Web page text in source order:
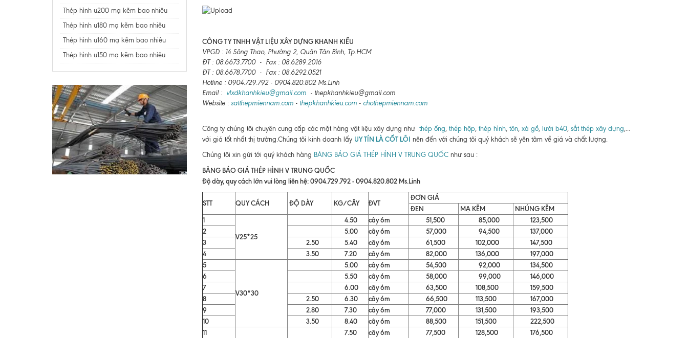
Thép hình u200 mạ kẽm bao nhiêu
Thép hình u180 mạ kẽm bao nhiêu
Thép hình u160 mạ kẽm bao nhiêu
Thép hình u150 mạ kẽm bao nhiêu
CÔNG TY TNHH VẬT LIỆU XÂY DỰNG KHANH KIỀU
VPGD : 14 Sông Thao, Phường 2, Quận Tân Bình, Tp.HCM
ĐT : 08.6673.7700 - Fax : 08.6289.2016
ĐT : 08.6678.7700 - Fax : 08.6292.0521
Hotline : 0904.729.792 - 0904.820.802 Ms.Linh
Email : vlxdkhanhkieu@gmail.com- thepkhanhkieu@gmail.com
Website : satthepmiennam.com- thepkhanhkieu.com- chothepmiennam.com
Công ty chúng tôi chuyên cung cấp các mặt hàng vật liệu xây dựng như thép ống, thép hộp, thép hình, tôn, xà gồ, lưới b40, sắt thép xây dựng,...
với giá tốt nhất thị trường.Chúng tôi kinh doanh lấy UY TÍN LÀ CỐT LÕI nên đến với chúng tôi quý khách sẽ yên tâm về giá và chất lượng.
Chúng tôi xin gửi tới quý khách hàng BẢNG BÁO GIÁ THÉP HÌNH V TRUNG QUỐCnhư sau :
BẢNG BÁO GIÁ THÉP HÌNH V TRUNG QUỐC
Độ dày, quy cách lớn vui lòng liên hệ: 0904.729.792 - 0904.820.802 Ms.Linh
STT QUY CÁCH ĐỘ DÀY KG/CÂY ĐVT
ĐƠN GIÁ
ĐEN
MẠ KẼM
NHÚNG KẼM
1
V25*25
4.50 cây 6m 51,500 85,000
123,500
2
5.00 cây 6m 57,000 94,500
137,000
3
2.50 5.40 cây 6m 61,500 102,000
147,500
4
3.50 7.20 cây 6m 82,000 136,000
197,000
5
V30*30
5.00 cây 6m 54,500 92,000
134,500
6
5.50 cây 6m 58,000 99,000
146,000
7
6.00 cây 6m 63,500 108,500
159,500
8
2.50 6.30 cây 6m 66,500 113,500
167,000
9
2.80 7.30 cây 6m 77,000 131,500
193,500
10
3.50 8.40 cây 6m 88,500 151,500
222,500
11
7.50 cây 6m 77,500 128,500
176,500